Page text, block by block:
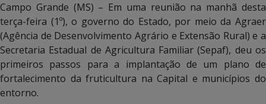
Campo Grande (MS) – Em uma reunião na manhã desta
terça-feira (1º), o governo do Estado, por meio da Agraer
(Agência de Desenvolvimento Agrário e Extensão Rural) e a
Secretaria Estadual de Agricultura Familiar (Sepaf), deu os
primeiros passos para a implantação de um plano de
fortalecimento da fruticultura na Capital e municípios do
entorno.